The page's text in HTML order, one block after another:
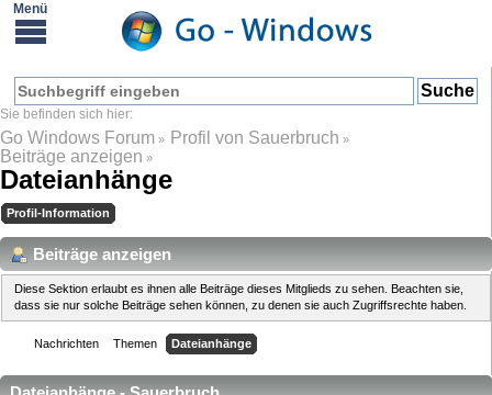
Go Windows Forum » Profil von Sauerbruch »
Beiträge anzeigen »
Dateianhänge
Profil-Information
Beiträge anzeigen
Diese Sektion erlaubt es ihnen alle Beiträge dieses Mitglieds zu sehen. Beachten sie,
dass sie nur solche Beiträge sehen können, zu denen sie auch Zugriffsrechte haben.
Nachrichten Themen Dateianhänge